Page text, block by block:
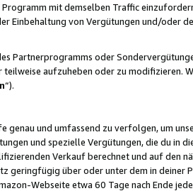
mit demselben Traffic
Einbehaltung von Vergütungen und/oder
Partnerprogramms oder
aufzuheben oder zu modifizieren.
“).
und umfassend zu verfolgen, um
und spezielle Vergütungen, die du in
Verkauf berechnet und auf den
geringfügig über oder unter dem in deiner
Webseite etwa 60 Tage nach Ende